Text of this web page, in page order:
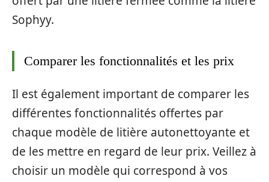
Sophyy.
Comparer les fonctionnalités et les prix
Il est également important de comparer les
différentes fonctionnalités offertes par
chaque modèle de litière autonettoyante et
de les mettre en regard de leur prix. Veillez à
choisir un modèle qui correspond à vos